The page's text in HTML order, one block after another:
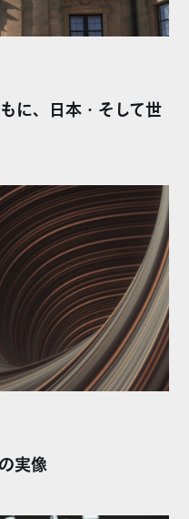
に、日本・そして世
実像